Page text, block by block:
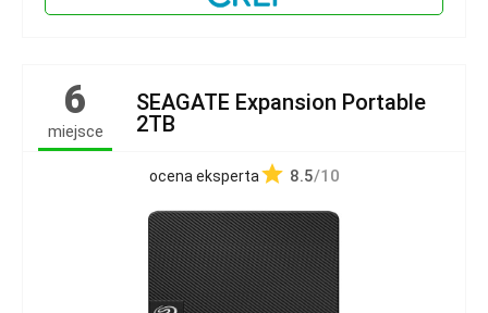
6
miejsce
SEAGATE Expansion Portable
2TB
ocena eksperta 8.5/10